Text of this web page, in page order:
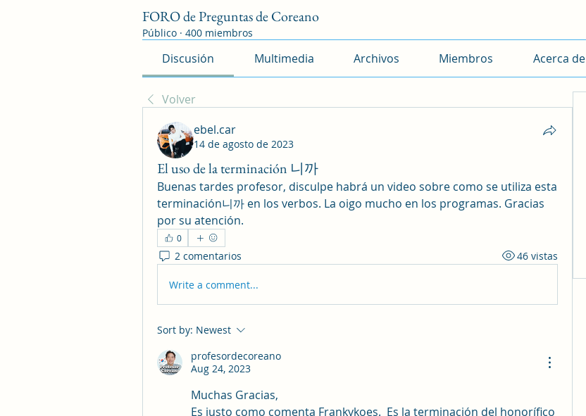
FORO de Preguntas de Coreano
Público · 400 miembros
Discusión Multimedia Archivos Miembros Acerca de
Volver
ebel.car
14 de agosto de 2023
El uso de la terminación 니까
Buenas tardes profesor, disculpe habrá un video sobre como se utiliza esta
terminación니까 en los verbos. La oigo mucho en los programas. Gracias
por su atención.
0
2 comentarios 46 vistas
Write a comment...
Sort by: Newest
profesordecoreano
Aug 24, 2023
Muchas Gracias,
Es justo como comenta Frankykoes.  Es la terminación del honorífico